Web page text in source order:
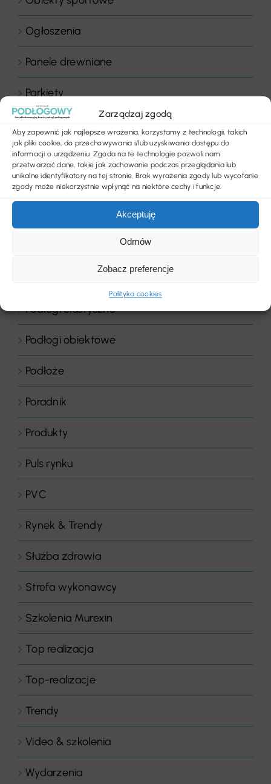
Zarządzaj zgodą
Aby zapewnić jak najlepsze wrażenia, korzystamy z technologii, takich
jak pliki cookie, do przechowywania i/lub uzyskiwania dostępu do
informacji o urządzeniu. Zgoda na te technologie pozwoli nam
przetwarzać dane, takie jak zachowanie podczas przeglądania lub
unikalne identyfikatory na tej stronie. Brak wyrażenia zgody lub wycofanie
zgody może niekorzystnie wpłynąć na niektóre cechy i funkcje.
Akceptuję
Odmów
Zobacz preferencje
Polityka cookies
Ogłoszenia
Panele drewniane
Parkiety
Płytki dywanowe
Płyty
Podłogi elastyczne
Podłogi obiektowe
Podłoże
Poradnik
Produkty
Puls rynku
PVC
Rynek & Trendy
Służba zdrowia
Strefa wykonawcy
Szkolenia Murexin
Top realizacja
Top-realizacje
Trendy
Video & szkolenia
Wydarzenia